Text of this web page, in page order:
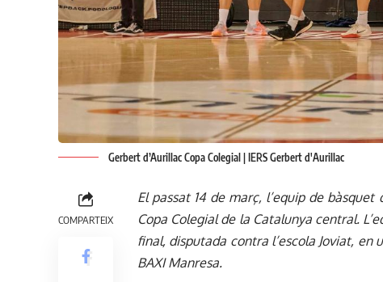
Gerbert d’Aurillac Copa Colegial | IERS Gerbert d'Aurillac
COMPARTEIX
El passat 14 de març, l’equip de
Copa Colegial de la Catalunya central.
final, disputada contra l’escola Joviat, en
BAXI Manresa.